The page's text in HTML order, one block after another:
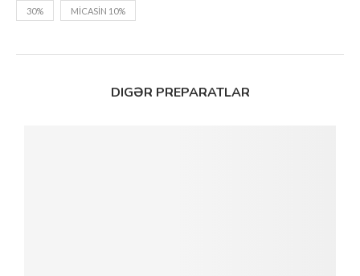
30% MİCASİN 10%
DIGƏR PREPARATLAR